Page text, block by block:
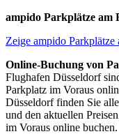
ampido Parkplätze am
Zeige ampido
Online-Buchung von
Flughafen Düsseldorf
Parkplatz im Voraus
Düsseldorf finden Sie
und den aktuellen
im Voraus online buchen.